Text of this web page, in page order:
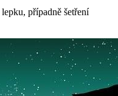
případně šetření